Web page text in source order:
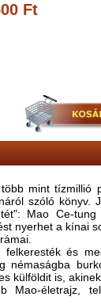
Ft
mint tízmillió
szóló könyv.
Mao Ce-tung
nyerhet a kínai
és
némaságba
külföldit is,
életrajz,